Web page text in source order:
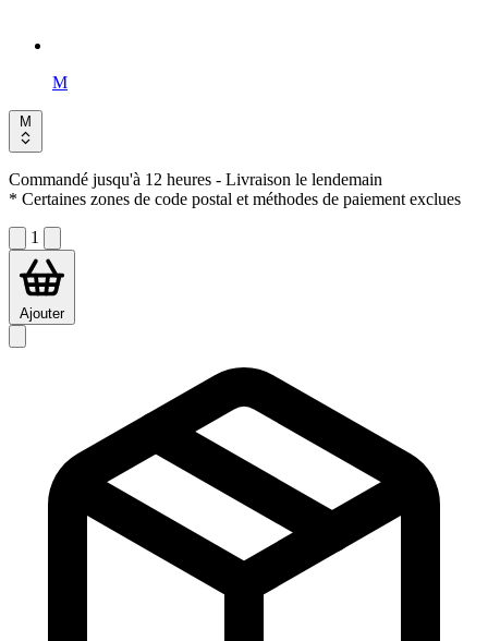
M
M
Commandé jusqu'à 12 heures - Livraison le lendemain
* Certaines zones de code postal et méthodes de paiement exclues
1
Ajouter